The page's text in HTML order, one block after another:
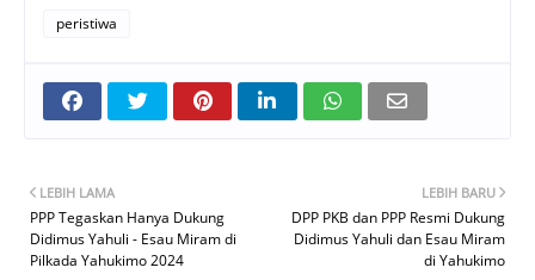
peristiwa
LEBIH BARU
DPP PKB dan PPP Resmi Dukung
Didimus Yahuli dan Esau Miram
di Yahukimo
LEBIH LAMA
PPP Tegaskan Hanya Dukung
Didimus Yahuli - Esau Miram di
Pilkada Yahukimo 2024